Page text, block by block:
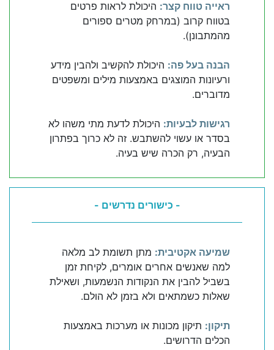
ראייה טווח קצר: היכולת לראות פרטים
בטווח קרוב (במרחק מטרים ספורים
מהמתבונן).
הבנה בעל פה: היכולת להקשיב ולהבין מידע
ורעיונות המוצגים באמצעות מילים ומשפטים
מדוברים.
רגישות לבעיות: היכולת לדעת מתי משהו לא
בסדר או עשוי להשתבש. זה לא כרוך בפתרון
הבעיה, רק הכרה שיש בעיה.
- כישורים נדרשים -
שמיעה אקטיבית: מתן תשומת לב מלאה
למה שאנשים אחרים אומרים, לקיחת זמן
בשביל להבין את הנקודות הנשמעות, ושאילת
שאלות כשמתאים ולא בזמן לא הולם.
תיקון: תיקון מכונות או מערכות באמצעות
הכלים הדרושים.